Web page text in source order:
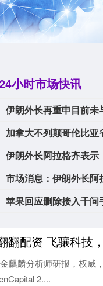
小时市场快讯
伊朗外长再重申目前未
加拿大不列颠哥伦比亚
伊朗外长阿拉格齐表示
市场消息：伊朗外长阿
苹果回应删除接入千
翻配资 飞骧科技，
麒麟分析师研报，权威
2....